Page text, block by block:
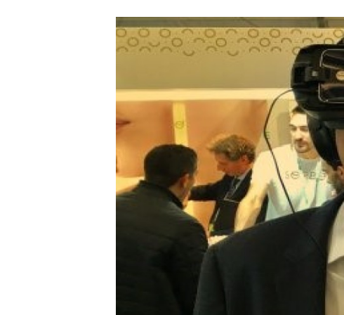
Gedragsverandering
Influencer marketing
Interne
Martech